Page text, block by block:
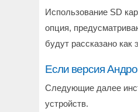
Использование SD
опция,
будут рассказано
Если версия
Следующие далее
устройств.